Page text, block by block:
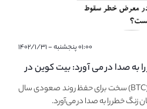
۰۱:۰۰ پنجشنبه - ۱۴۰۲/۱/۳۱
به صدا در می آورد: بیت کوین در
- دلیل آن چیست؟
در حالی که گاوهای نر بیت کوین (BTC) سخت برای حفظ روند صعودی سال
زنگ خطر را به صدا در می‌آورد.